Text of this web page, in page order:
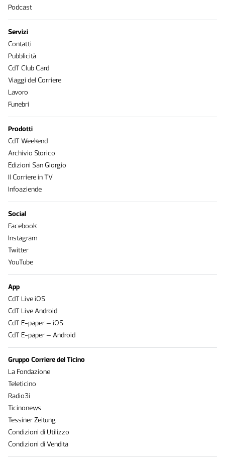
Podcast
Servizi
Contatti
Pubblicità
CdT Club Card
Viaggi del Corriere
Lavoro
Funebri
Prodotti
CdT Weekend
Archivio Storico
Edizioni San Giorgio
Il Corriere in TV
Infoaziende
Social
Facebook
Instagram
Twitter
YouTube
App
CdT Live iOS
CdT Live Android
CdT E-paper – iOS
CdT E-paper – Android
Gruppo Corriere del Ticino
La Fondazione
Teleticino
Radio3i
Ticinonews
Tessiner Zeitung
Condizioni di Utilizzo
Condizioni di Vendita